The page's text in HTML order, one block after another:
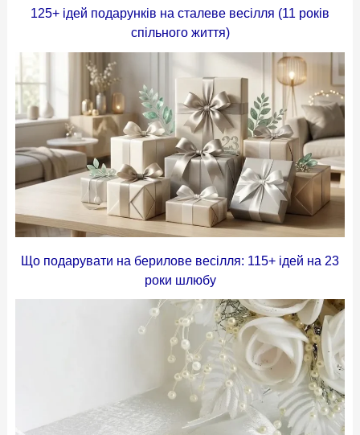
125+ ідей подарунків на сталеве весілля (11 років
спільного життя)
Що подарувати на берилове весілля: 115+ ідей на 23
роки шлюбу